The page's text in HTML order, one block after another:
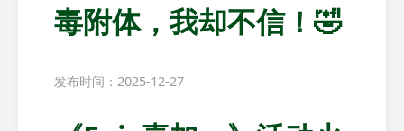
毒附体，我却不信！🤣
发布时间：2025-12-27